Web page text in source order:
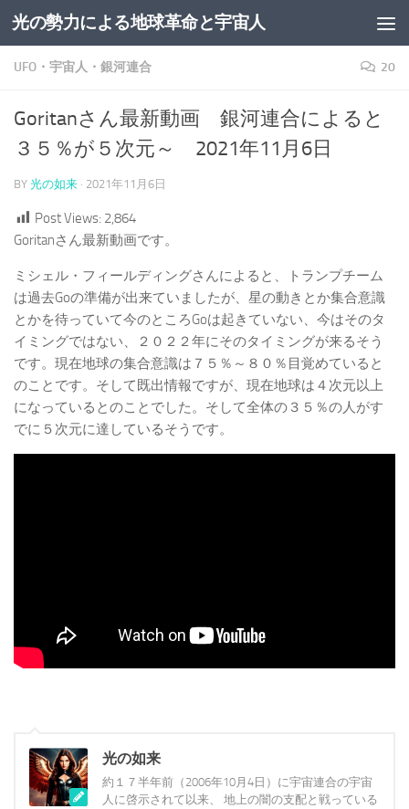
コンテンツへスキップ
光の勢力による地球革命と宇宙人
UFO・宇宙人・銀河連合 20
Goritanさん最新動画 銀河連合によると
３５％が５次元～ 2021年11月6日
BY 光の如来 · 2021年11月6日
Post Views: 2,864
Goritanさん最新動画です。
ミシェル・フィールディングさんによると、トランプチーム
は過去Goの準備が出来ていましたが、星の動きとか集合意識
とかを待っていて今のところGoは起きていない、今はそのタ
イミングではない、２０２２年にそのタイミングが来るそう
です。現在地球の集合意識は７５％～８０％目覚めていると
のことです。そして既出情報ですが、現在地球は４次元以上
になっているとのことでした。そして全体の３５％の人がす
でに５次元に達しているそうです。
光の如来
約１７半年前（2006年10月4日）に宇宙連合の宇宙
人に啓示されて以来、 地上の闇の支配と戦っている